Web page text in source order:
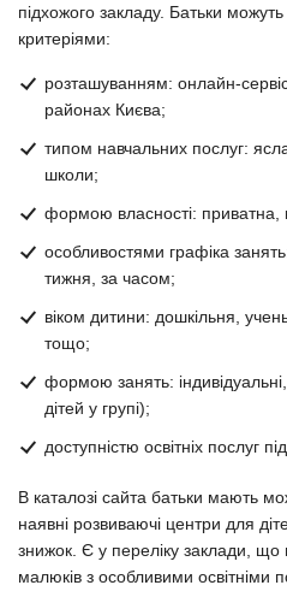
підхожого закладу. Батьки
критеріями:
розташуванням: онлайн-
районах Києва;
типом навчальних послуг:
школи;
формою власності:
особливостями графіка
тижня, за часом;
віком дитини: дошкільня,
тощо;
формою занять:
дітей у групі);
доступністю освітніх послуг
В каталозі сайта батьки мають
наявні розвиваючі центри для
знижок. Є у переліку заклади,
малюків з особливими освітніми